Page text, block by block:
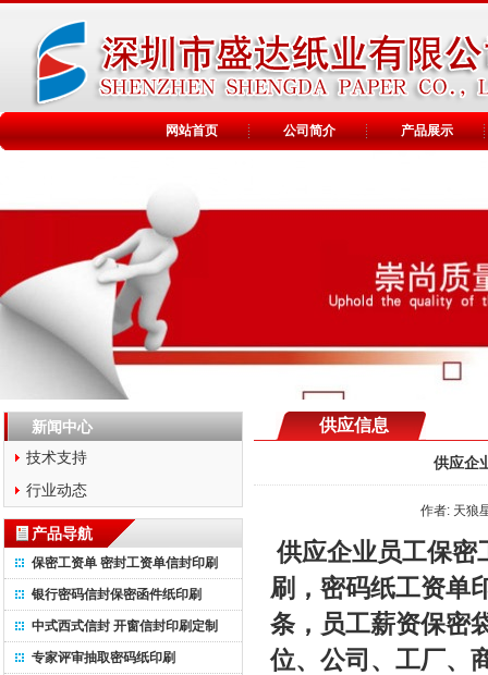
网站首页 公司简介 产品展示
供应信息
供应企
作者: 天狼
供应企业员工保密
刷，密码纸工资单
条，员工薪资保密
位、公司、工厂、
新闻中心
技术支持
行业动态
产品导航
保密工资单 密封工资单信封印刷
银行密码信封保密函件纸印刷
中式西式信封 开窗信封印刷定制
专家评审抽取密码纸印刷